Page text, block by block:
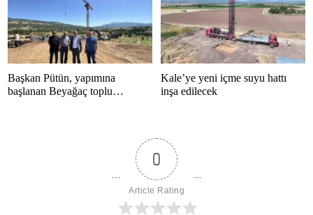
Başkan Pütün, yapımına
başlanan Beyağaç toplu
Kale’ye yeni içme suyu hattı
inşa edilecek
0
Article Rating